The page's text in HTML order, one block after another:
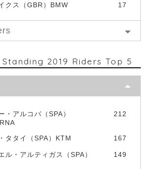
クス（GBR）BMW 17
Standing 2019 Riders Top 5
・アルコバ（SPA）
212
タタイ（SPA）KTM 167
ル・アルティガス（SPA）
149